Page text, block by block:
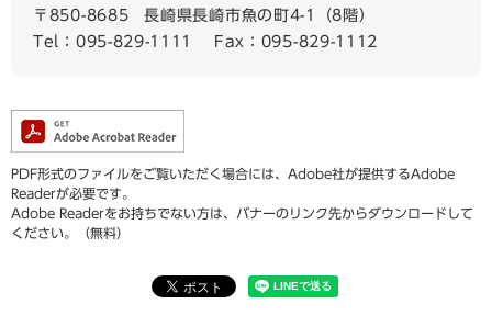
〒850-8685
長崎県長崎市魚の町4-1（8階）
Tel：095-829-1111
Fax：095-829-1112
PDF形式のファイルをご覧いただく場合には、Adobe社が提供するAdobe
Readerが必要です。
Adobe Readerをお持ちでない方は、バナーのリンク先からダウンロードして
ください。（無料）